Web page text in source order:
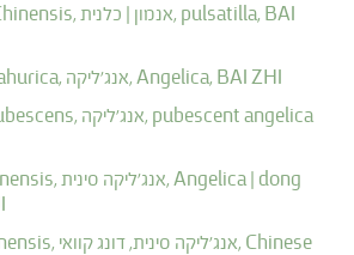
אנמון | כלנית, pulsatilla, BAI
אנג'ליקה, Angelica, BAI ZHI
אנג'ליקה, pubescent angelica
אנג'ליקה סינית, Angelica | dong
אנג'ליקה סינית, דונג קוואי, Chinese